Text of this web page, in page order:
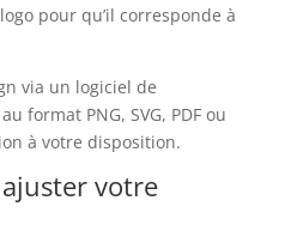
pour qu’il corresponde à
via un logiciel de
format PNG, SVG, PDF ou
à votre disposition.
votre